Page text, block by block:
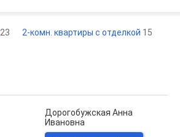
23 2-комн. квартиры с отделкой 15
Дорогобужская Анна
Ивановна